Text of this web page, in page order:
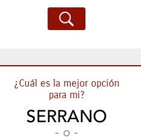
¿Cuál es la mejor opción
para mi?
SERRANO
- o -